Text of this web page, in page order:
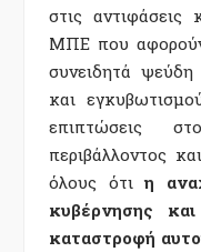
στις αντιφάσεις
ΜΠΕ που
συνειδητά ψεύδη
και
επιπτώσεις
περιβάλλοντος
όλους ότιη
κυβέρνησης
καταστροφή